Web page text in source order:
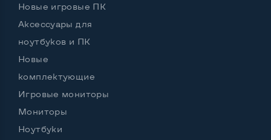
ЦветБелый, серый
Новые игровые ПК
Аксессуары для
ноутбуков и ПК
Новые
комплектующие
Игровые мониторы
Мониторы
Ноутбуки